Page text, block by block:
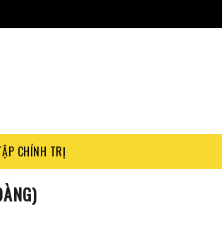
CHÍNH TRỊ